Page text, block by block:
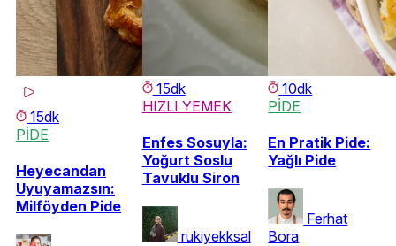
15dk
PİDE
Heyecandan
Uyuyamazsın:
Milföyden Pide
15dk
HIZLI YEMEK
Enfes Sosuyla:
Yoğurt Soslu
Tavuklu Siron
rukiyekksal
10dk
PİDE
En Pratik Pide:
Yağlı Pide
Ferhat
Bora